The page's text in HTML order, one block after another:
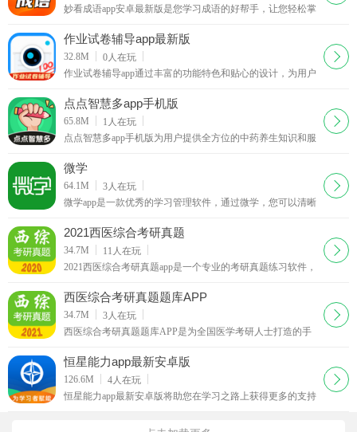
妙看成语app安卓最新版是您学习成语的好帮手，让您轻松掌
文化的魅力。如果你也喜欢这款在线学习软件的话，
作业试卷辅导app最新版
32.8M 0人在玩
作业试卷辅导app通过丰富的功能特色和贴心的设计，为用户
愉快。如果你也想要通过软件高效完成作业的话，就
下载
点点智慧多app手机版
65.8M 1 人在玩
点点智慧多app手机版为用户提供全方位的中药养生知识和服
即来西西下载点点智慧多app，探索中药养生智慧，
下载
微学
64.1M 3人在玩
微学app是一款优秀的学习管理软件，通过微学，您可以清晰
从报名学习到落地改进一网打尽。感兴趣的朋友快来
下载
2021西医综合考研真题
34.7M 11 人在玩
2021西医综合考研真题app是一个专业的考研真题练习软件，
下载
西医综合考研真题题库APP
34.7M 3人在玩
西医综合考研真题题库APP是为全国医学考研人士打造的手
习、考前模拟、考点分析、错题复习等功能，
下载
恒星能力app最新安卓版
126.6M 4人在玩
恒星能力app最新安卓版将助您在学习之路上获得更多的支持
下载